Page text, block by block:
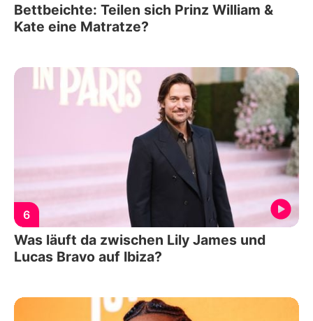
Bettbeichte: Teilen sich Prinz William &
Kate eine Matratze?
6
Was läuft da zwischen Lily James und
Lucas Bravo auf Ibiza?